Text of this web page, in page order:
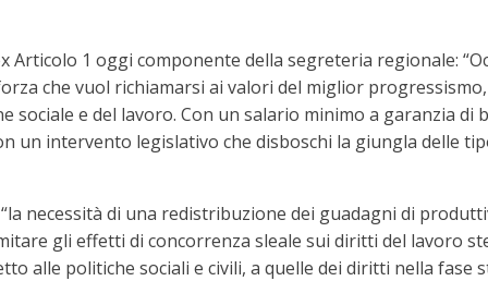
Articolo 1 oggi componente della segreteria regionale:
che vuol richiamarsi ai valori del miglior
sociale e del lavoro. Con un salario minimo a garanzia di
un intervento legislativo che disboschi la giungla delle
necessità di una redistribuzione dei guadagni di
gli effetti di concorrenza sleale sui diritti del lavoro
alle politiche sociali e civili, a quelle dei diritti nella